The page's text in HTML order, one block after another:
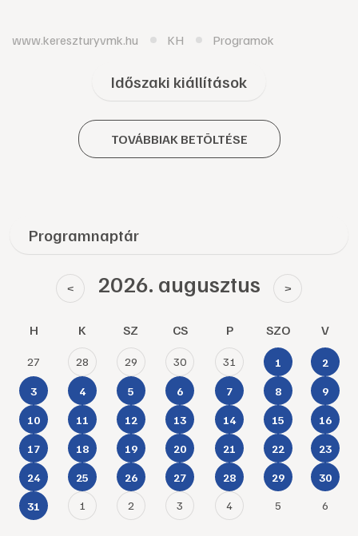
www.kereszturyvmk.hu KH Programok
Időszaki kiállítások
TOVÁBBIAK BETÖLTÉSE
Programnaptár
< 2026. augusztus >
H K SZ CS P SZO V
27 28 29 30 31 1 2
3 4 5 6 7 8 9
10 11 12 13 14 15 16
17 18 19 20 21 22 23
24 25 26 27 28 29 30
31 1 2 3 4 5 6